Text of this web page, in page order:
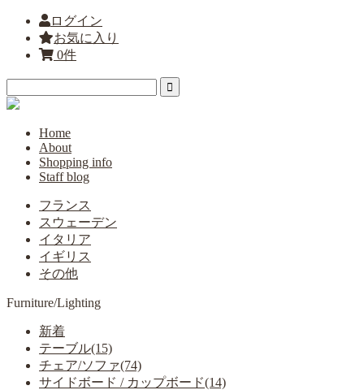
ログイン
お気に入り
0件
Home
About
Shopping info
Staff blog
フランス
スウェーデン
イタリア
イギリス
その他
Furniture/Lighting
新着
テーブル(15)
チェア/ソファ(74)
サイドボード / カップボード(14)